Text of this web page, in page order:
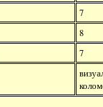
7
8
7